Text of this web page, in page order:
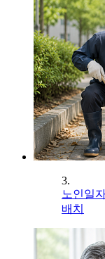
3.
노인일
배치